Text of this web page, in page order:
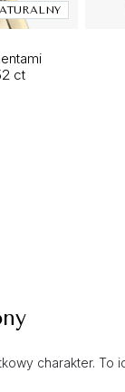
ct
charakter.